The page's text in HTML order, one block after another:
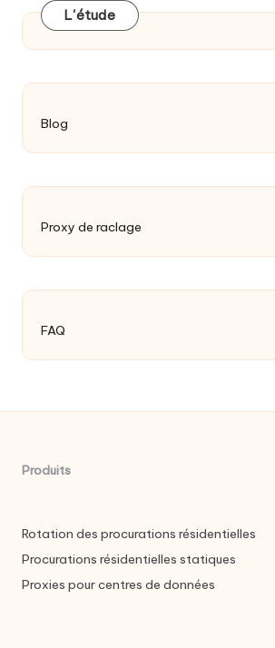
L'étude
Blog
Proxy de raclage
FAQ
Produits
Rotation des procurations résidentielles
Procurations résidentielles statiques
Proxies pour centres de données